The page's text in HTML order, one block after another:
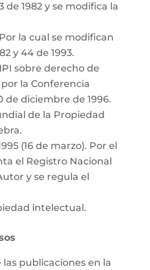
de 1982 y se modifica la
la cual se modifican
y 44 de 1993.
sobre derecho de
la Conferencia
de diciembre de 1996.
de la Propiedad
(16 de marzo). Por el
el Registro Nacional
y se regula el
intelectual.
publicaciones en la